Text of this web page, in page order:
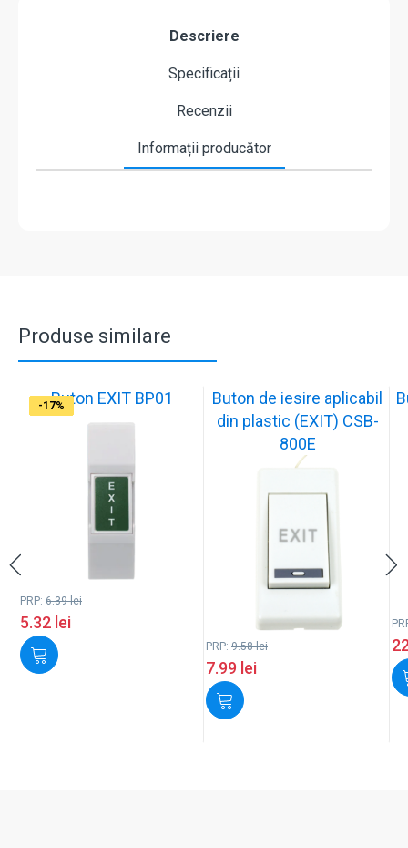
Descriere
Specificații
Recenzii
Informații producător
Produse similare
-17%Buton EXIT BP01
PRP: 6.39lei
5.32 lei
-17%
Buton de iesire aplicabil
din plastic (EXIT) CSB-
800E
PRP: 9.58lei
7.99 lei
-17%
-17%
-17%
-18%
-18%
-18%
-17%
-17%